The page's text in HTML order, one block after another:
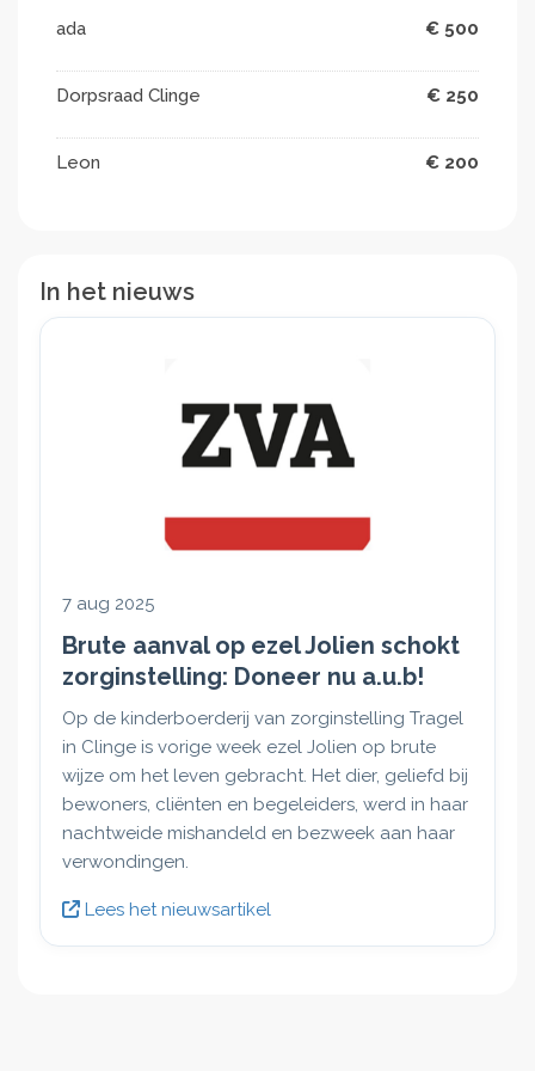
Namens het Bewoners & clientenplatform
Danny Ras
Marina Goossens
In afwachting van wat komen gaat, enkele foto's van
M
Marina Goossens
We hebben samen ons doel bereikt! 💚
Dankzij jullie steun, gulle donaties, het delen van de
actie en alle lieve berichten hebben we €10.000
boerderij beter te beschermen, dag en nacht.
We zijn diep dankbaar voor alle hulp, op welke
manier dan ook.
Jullie hebben laten zien wat we samen kunnen
bereiken.
Binnenkort stellen we jullie voor aan Bert zijn nieuwe
vriend(in) en houden we jullie op de hoogte van de
verbeteringen op de boerderij.
Namens het Bewoners- en Cliëntenplatform van
ada € 500
Dorpsraad Clinge € 250
Leon € 200
In het nieuws
7 aug 2025
Brute aanval op ezel Jolien schokt
zorginstelling: Doneer nu a.u.b!
Op de kinderboerderij van zorginstelling Tragel
in Clinge is vorige week ezel Jolien op brute
wijze om het leven gebracht. Het dier, geliefd bij
bewoners, cliënten en begeleiders, werd in haar
nachtweide mishandeld en bezweek aan haar
verwondingen.
Lees het nieuwsartikel